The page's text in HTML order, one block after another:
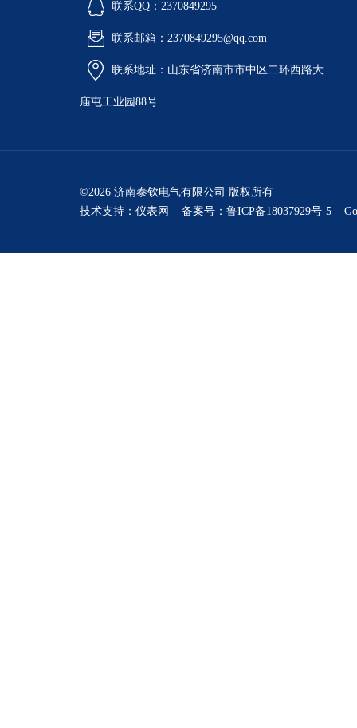
联系QQ：2370849295
联系邮箱：2370849295@qq.com
联系地址：山东省济南市市中区二环西路大
庙屯工业园88号
©2026 济南泰钦电气有限公司 版权所有
技术支持： 仪表网 备案号：鲁ICP备18037929号-5